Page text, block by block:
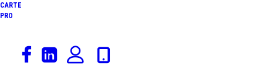
CARTE
PRO
Etes-vous prêts à piloter la
ayez le permis de conduire ou pas, une licence de pilote